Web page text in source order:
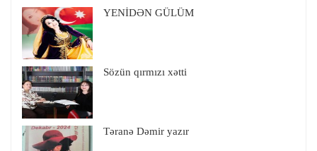
YENİDƏN GÜLÜM
Sözün qırmızı xətti
Təranə Dəmir yazır